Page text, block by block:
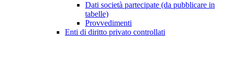
Dati società partecipate (da pubblicare in
tabelle)
Provvedimenti
Enti di diritto privato controllati